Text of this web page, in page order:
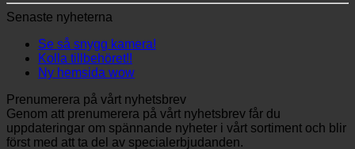
Senaste nyheterna
Se så snygg kamera!
Kolla tillbehöret!!
Ny hemsida wow
Prenumerera på vårt nyhetsbrev
Genom att prenumerera på vårt nyhetsbrev får du
uppdateringar om spännande nyheter i vårt sortiment och blir
först med att ta del av specialerbjudanden.